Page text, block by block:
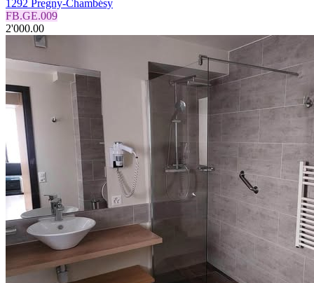
1292 Pregny-Chambésy
FB.GE.009
2'000.00